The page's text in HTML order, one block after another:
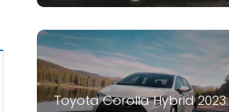
Toyota Corolla Hybrid 2023: